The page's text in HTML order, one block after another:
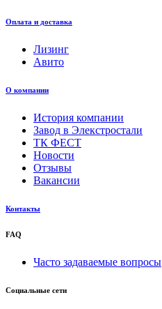
Оплата и доставка
Лизинг
Авито
О компании
История компании
Завод в Элекстростали
ТК ФЕСТ
Новости
Отзывы
Вакансии
Контакты
FAQ
Часто задаваемые вопросы
Социальные сети